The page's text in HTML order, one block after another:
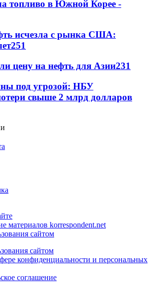
топливо в Южной Корее -
исчезла с рынка США:
251
цену на нефть для Азии231
под угрозой: НБУ
свыше 2 млрд долларов
материалов korrespondent.net
сайтом
сайтом
конфиденциальности и персональных
соглашение